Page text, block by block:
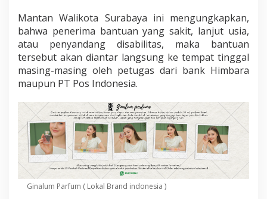
o
s
R
i
s
m
a
e
r
k
a
i
t
e
Mantan Walikota Surabaya ini mengungkapkan,
bahwa penerima bantuan yang sakit, lanjut usia,
atau penyandang disabilitas, maka bantuan
tersebut akan diantar langsung ke tempat tinggal
masing-masing oleh petugas dari bank Himbara
maupun PT Pos Indonesia.
Ginalum Parfum ( Lokal Brand indonesia )